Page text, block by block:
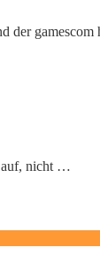
der
auf, nicht …